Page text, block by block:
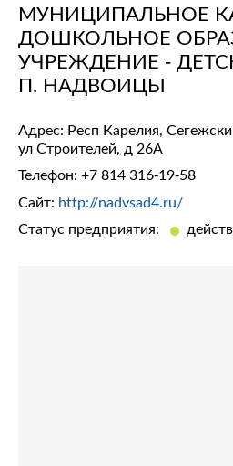
МУНИЦИПАЛЬНОЕ
ДОШКОЛЬНОЕ
УЧРЕЖДЕНИЕ -
П. НАДВОИЦЫ
Адрес: Респ Карелия,
ул Строителей, д 26А
Телефон: +7 814 316-19-58
Сайт: http://nadvsad4.ru/
Статус предприятия: